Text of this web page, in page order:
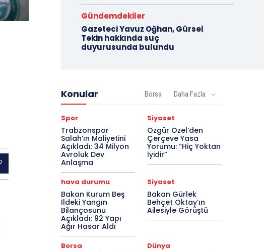
Gündemdekiler
Gazeteci Yavuz Oğhan, Gürsel
Tekin hakkında suç
duyurusunda bulundu
Konular Borsa Daha Fazla
Spor
Trabzonspor
Salah’ın Maliyetini
Açıkladı: 34 Milyon
Avroluk Dev
Anlaşma
Siyaset
Özgür Özel’den
Çerçeve Yasa
Yorumu: “Hiç Yoktan
İyidir”
hava durumu
Bakan Kurum Beş
İldeki Yangın
Bilançosunu
Açıkladı: 92 Yapı
Ağır Hasar Aldı
Siyaset
Bakan Gürlek
Behçet Oktay’ın
Ailesiyle Görüştü
Borsa Dünya